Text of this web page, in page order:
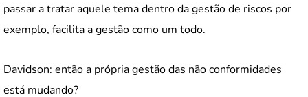
passar a tratar aquele tema dentro da gestão de riscos por
exemplo, facilita a gestão como um todo.
Davidson: então a própria gestão das não conformidades
está mudando?